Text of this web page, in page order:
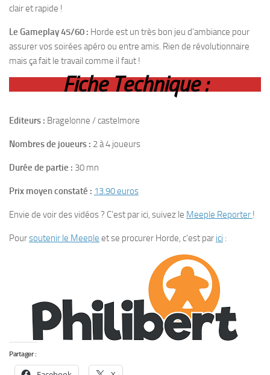
clair et rapide !
Le Gameplay 45/60 : Horde est un très bon jeu d’ambiance pour
assurer vos soirées apéro ou entre amis. Rien de révolutionnaire
mais ça fait le travail comme il faut !
Fiche Technique :
Editeurs : Bragelonne / castelmore
Nombres de joueurs : 2 à 4 joueurs
Durée de partie : 30 mn
Prix moyen constaté : 13.90 euros
Envie de voir des vidéos ? C’est par ici, suivez le Meeple Reporter !
Poursoutenir le Meeple et se procurer Horde, c’est par ici :
Partager :